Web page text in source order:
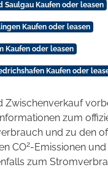
Saulgau Kaufen oder leasen
Kaufen oder leasen
Kaufen oder leasen
Kaufen oder
Zwischenverkauf
zum
und zu den
CO2-Emissionen und
zum